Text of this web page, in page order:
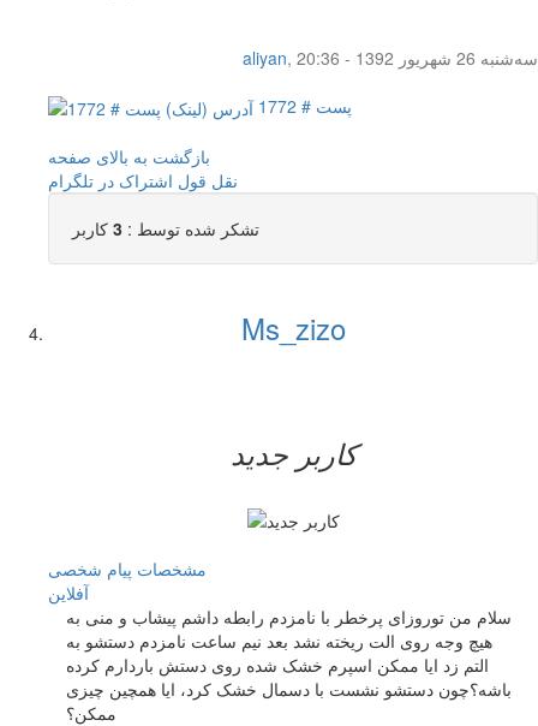
aliyan,
سه‌شنبه 26 شهریور 1392 - 20:36
پست # 1772
بازگشت به بالای صفحه
نقل قول اشتراک در تلگرام
تشکر شده توسط : 3 کاربر
Ms_zizo
کاربر جدید
مشخصات پیام شخصی
آفلاين
سلام من توروزای پرخطر با نامزدم رابطه داشم پیشاب و منی به
هیچ وجه روی الت ریخته نشد بعد نیم ساعت نامزدم دستشو به
التم زد ایا ممکن اسپرم خشک شده روی دستش باردارم کرده
باشه؟چون دستشو نشست با دسمال خشک کرد، ایا همچین چیزی
ممکن؟